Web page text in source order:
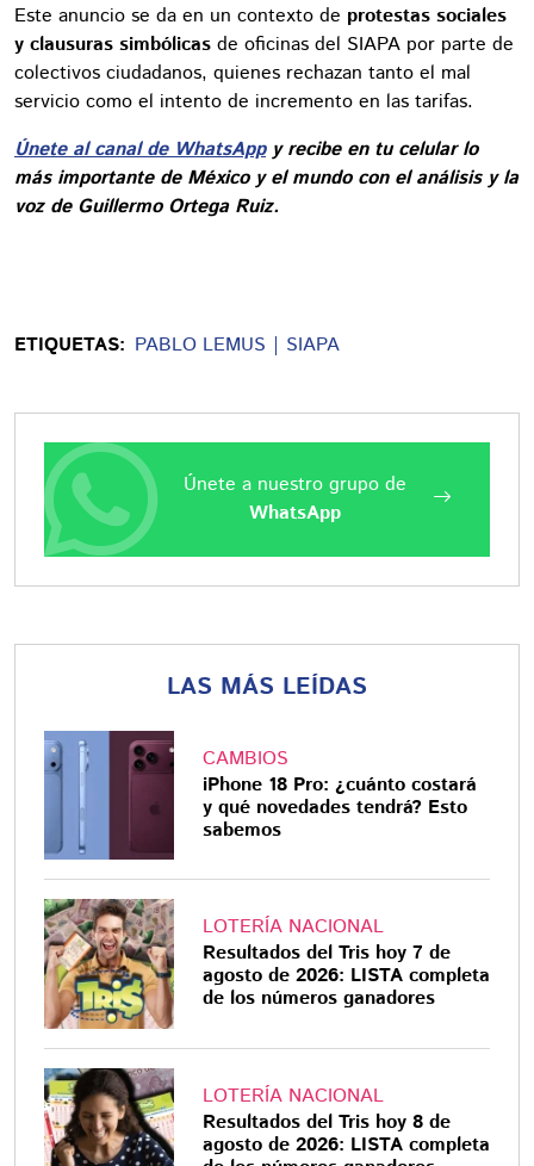
Este anuncio se da en un contexto de protestas sociales
y clausuras simbólicas de oficinas del SIAPA por parte de
colectivos ciudadanos, quienes rechazan tanto el mal
servicio como el intento de incremento en las tarifas.
Únete al canal de WhatsAppy recibe en tu celular lo
más importante de México y el mundo con el análisis y la
voz de Guillermo Ortega Ruiz.
ETIQUETAS: PABLO LEMUS SIAPA
Únete a nuestro grupo de
WhatsApp
LAS MÁS LEÍDAS
CAMBIOS
iPhone 18 Pro: ¿cuánto costará
y qué novedades tendrá? Esto
sabemos
LOTERÍA NACIONAL
Resultados del Tris hoy 7 de
agosto de 2026: LISTA completa
de los números ganadores
LOTERÍA NACIONAL
Resultados del Tris hoy 8 de
agosto de 2026: LISTA completa